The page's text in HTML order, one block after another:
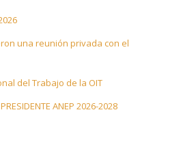
una reunión privada con el
del Trabajo de la OIT
ANEP 2026-2028